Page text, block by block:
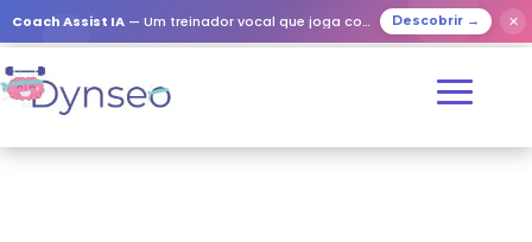
Coach Assist IA — Um treinador vocal que joga com os seus entes queridos Descobrir → ✕